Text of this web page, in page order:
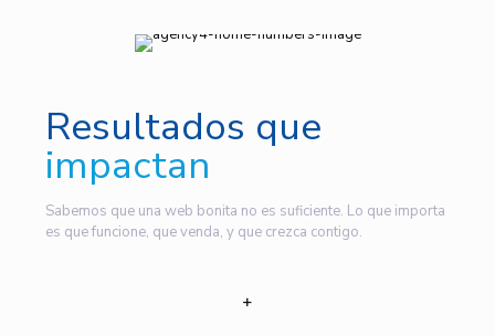
Resultados que
impactan
Sabemos que una web bonita no es suficiente. Lo que importa
es que funcione, que venda, y que crezca contigo.